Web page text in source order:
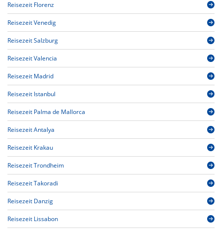
Reisezeit Florenz
Reisezeit Venedig
Reisezeit Salzburg
Reisezeit Valencia
Reisezeit Madrid
Reisezeit Istanbul
Reisezeit Palma de Mallorca
Reisezeit Antalya
Reisezeit Krakau
Reisezeit Trondheim
Reisezeit Takoradi
Reisezeit Danzig
Reisezeit Lissabon